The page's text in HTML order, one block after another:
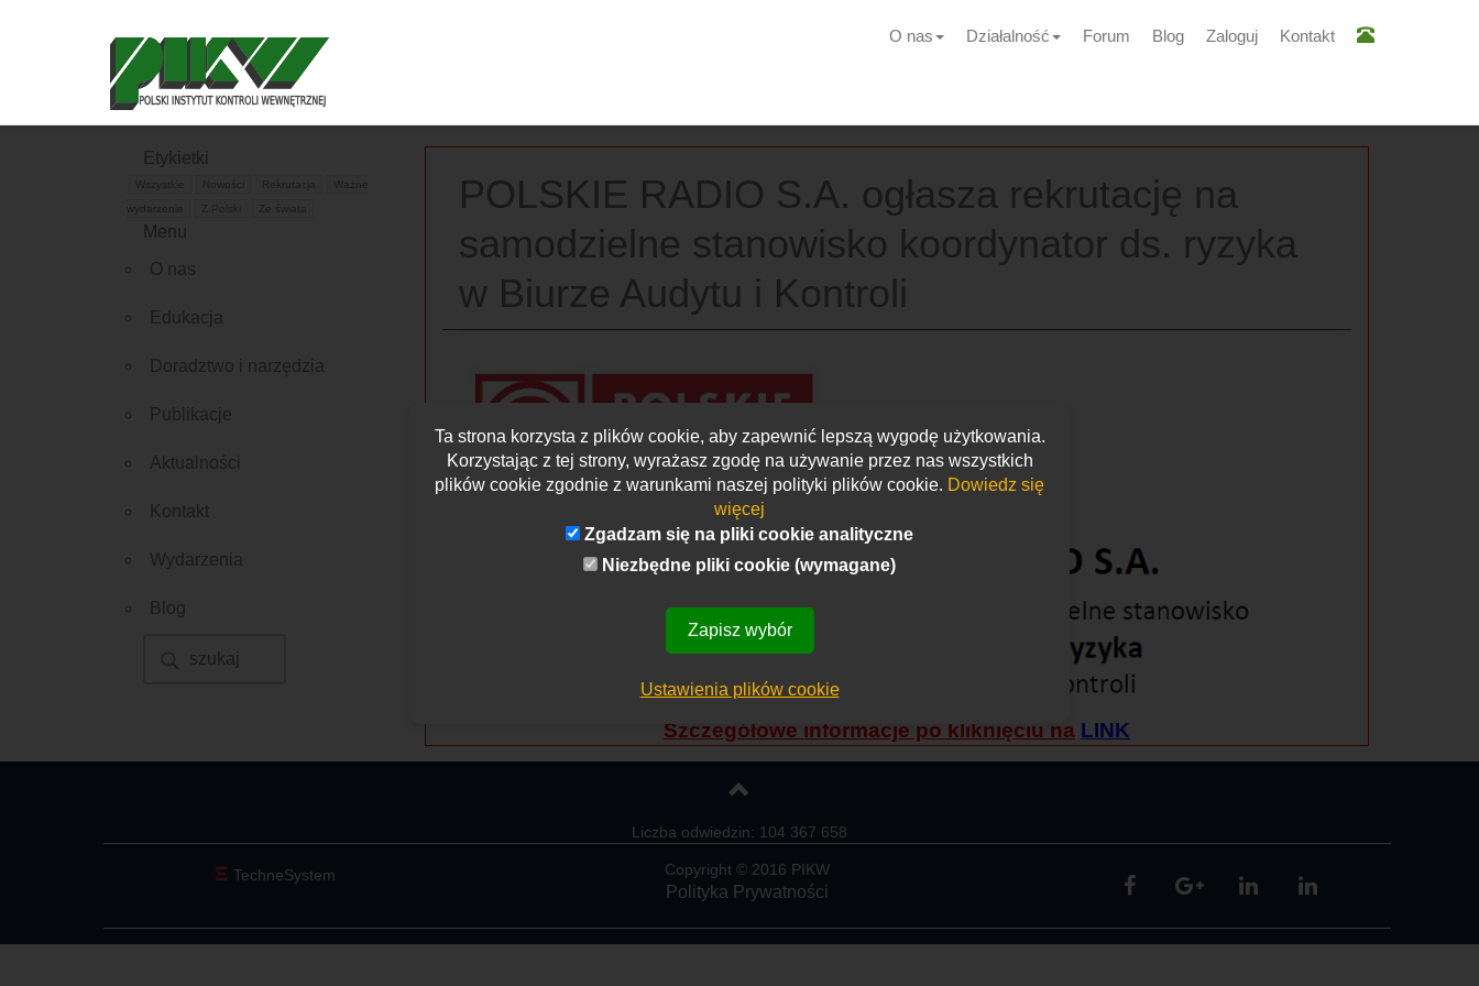
O nas Działalność Forum Blog Zaloguj Kontakt
POLSKIE RADIO S.A. ogłasza rekrutację na
samodzielne stanowisko koordynator ds. ryzyka
w Biurze Audytu i Kontroli
Szczegółowe informacje po kliknięciu na LINK
Etykietki
Wszystkie Rekrutacja
Ważne
wydarzenie
Menu
O nas
Edukacja
Doradztwo i narzędzia
Publikacje
Aktualności
Kontakt
Wydarzenia
Blog
Liczba odwiedzin: 104 367 658
Ξ TechneSystem Copyright © 2016 PIKW
Polityka Prywatności
Ta strona korzysta z plików cookie, aby zapewnić lepszą wygodę użytkowania.
Korzystając z tej strony, wyrażasz zgodę na używanie przez nas wszystkich
plików cookie zgodnie z warunkami naszej polityki plików cookie. Dowiedz się
więcej
Zgadzam się na pliki cookie analityczne
Niezbędne pliki cookie (wymagane)
Zapisz wybór
Ustawienia plików cookie